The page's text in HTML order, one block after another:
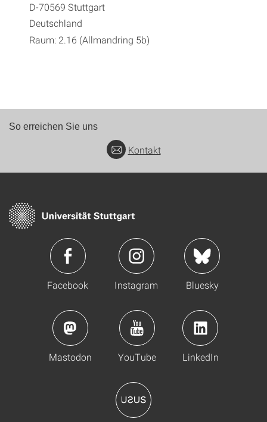
D-70569 Stuttgart
Deutschland
Raum: 2.16 (Allmandring 5b)
So erreichen Sie uns
Kontakt
Facebook Instagram Bluesky
Mastodon YouTube LinkedIn